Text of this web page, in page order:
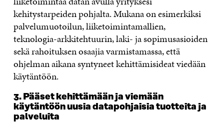
kehitystarpeiden pohjalta. Mukana on esimerkiksi
palvelumuotoilun, liiketoimintamallien,
teknologia-arkkitehtuurin, laki- ja sopimusasioiden
sekärahoituksen osaajia varmistamassa, että
ohjelman aikana syntyneet kehittämisideat viedään
käytäntöön.
3. Pääset kehittämään ja viemään
käytäntöön uusia datapohjaisia tuotteita ja
palveluita